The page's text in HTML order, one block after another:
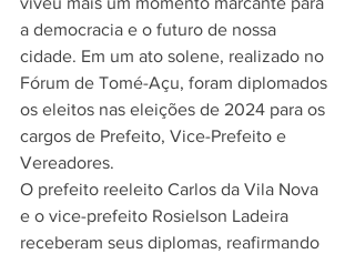
a democracia e o futuro de nossa
cidade. Em um ato solene, realizado no
Fórum de Tomé-Açu, foram diplomados
os eleitos nas eleições de 2024 para os
cargos de Prefeito, Vice-Prefeito e
Vereadores.
O prefeito reeleito Carlos da Vila Nova
e o vice-prefeito Rosielson Ladeira
receberam seus diplomas, reafirmando